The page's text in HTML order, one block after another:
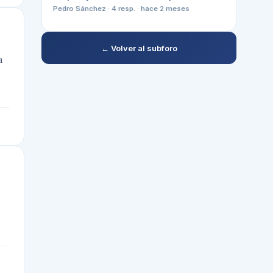
Pedro Sánchez · 4 resp. · hace 2 meses
← Volver al subforo